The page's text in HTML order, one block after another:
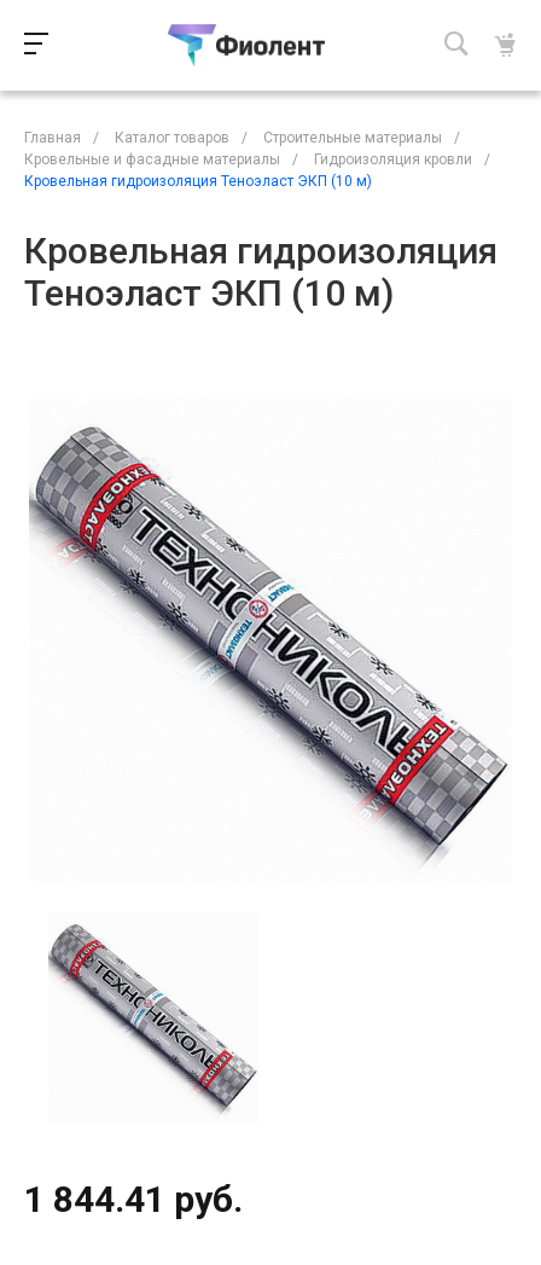
Главная / Каталог товаров / Строительные материалы
/
Кровельные и фасадные материалы
/ Гидроизоляция кровли
/
Кровельная гидроизоляция Теноэласт ЭКП (10 м)
Кровельная гидроизоляция
Теноэласт ЭКП (10 м)
1 844.41 руб.